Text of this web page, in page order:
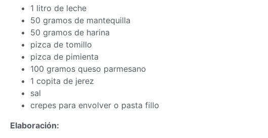
1 litro de leche
50 gramos de mantequilla
50 gramos de harina
pizca de tomillo
pizca de pimienta
100 gramos queso parmesano
1 copita de jerez
sal
crepes para envolver o pasta fillo
Elaboración: